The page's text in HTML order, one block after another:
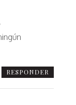
RESPONDER